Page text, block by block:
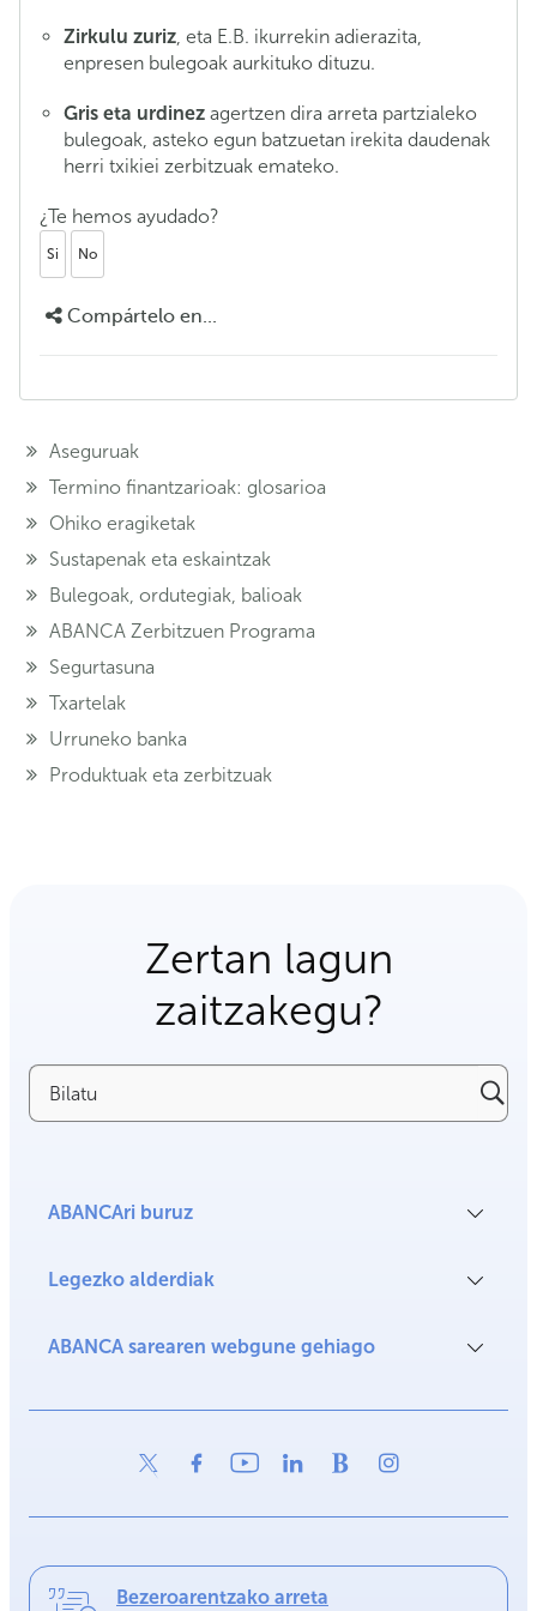
Zirkulu zuriz, eta E.B. ikurrekin adierazita,
enpresen bulegoak aurkituko dituzu.
Gris eta urdinez agertzen dira arreta partzialeko
bulegoak, asteko egun batzuetan irekita daudenak
herri txikiei zerbitzuak emateko.
¿Te hemos ayudado?
Si No
Compártelo en...
Aseguruak
Termino finantzarioak: glosarioa
Ohiko eragiketak
Sustapenak eta eskaintzak
Bulegoak, ordutegiak, balioak
ABANCA Zerbitzuen Programa
Segurtasuna
Txartelak
Urruneko banka
Produktuak eta zerbitzuak
Zertan lagun
zaitzakegu?
Bilatu
ABANCAri buruz
Legezko alderdiak
ABANCA sarearen webgune gehiago
Bezeroarentzako arreta